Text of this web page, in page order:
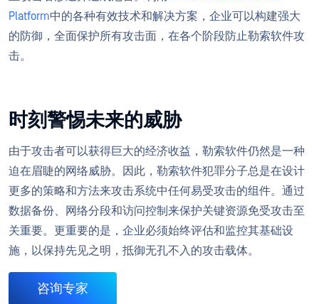
Platform中的各种有效技术和解决方案，企业可以构建强大
的防御，全面保护所有攻击面，在各个阶段防止勒索软件攻
击。
时刻警惕未来的威胁
由于攻击者可以获得巨大的经济收益，勒索软件仍然是一种
迫在眉睫的网络威胁。因此，勒索软件犯罪分子总是在设计
更多的策略和方法来攻击系统中任何易受攻击的组件。通过
数据备份、网络分段和访问控制来保护关键资源免受攻击至
关重要。更重要的是，企业必须始终评估和监控其基础设
施，以保持先见之明，抵御无孔不入的攻击载体。
咨询专家